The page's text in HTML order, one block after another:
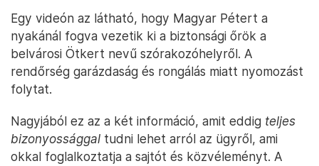
Egy videón az látható, hogy Magyar Pétert a
nyakánál fogva vezetik ki a biztonsági őrök a
belvárosi Ötkert nevű szórakozóhelyről. A
rendőrség garázdaság és rongálás miatt nyomozást
folytat.
Nagyjából ez az a két információ, amit eddig teljes
bizonyossággal tudni lehet arról az ügyről, ami
okkal foglalkoztatja a sajtót és közvéleményt. A